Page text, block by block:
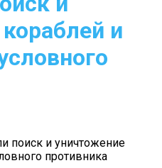
и
поиск и уничтожение
противника